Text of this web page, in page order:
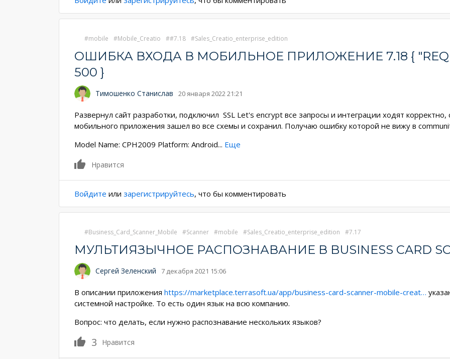
mobile Mobile_Creatio #7.18 Sales_Creatio_enterprise_edition
ОШИБКА ВХОДА В МОБИЛЬНОЕ ПРИЛОЖЕНИЕ 7.18 {
500 }
Тимошенко Станислав 20 января 2022 21:21
Развернул сайт разработки, подключил SSL Let's encrypt все запросы и интеграции ходят
мобильного приложения зашел во все схемы и сохранил. Получаю ошибку которой не вижу в
Model Name: CPH2009 Platform: Android... Еще
0
Нравится
Войдите или зарегистрируйтесь, что бы комментировать
Business_Card_Scanner_Mobile Scanner mobile Sales_Creatio_enterprise_edition 7.17
МУЛЬТИЯЗЫЧНОЕ РАСПОЗНАВАНИЕ В BUSINESS CARD
Сергей Зеленский 7 декабря 2021 15:06
В описании приложения https://marketplace.terrasoft.ua/app/business-card-scanner-mobile-creat…
системной настройке. То есть один язык на всю компанию.
Вопрос: что делать, если нужно распознавание нескольких языков?
3 Нравится